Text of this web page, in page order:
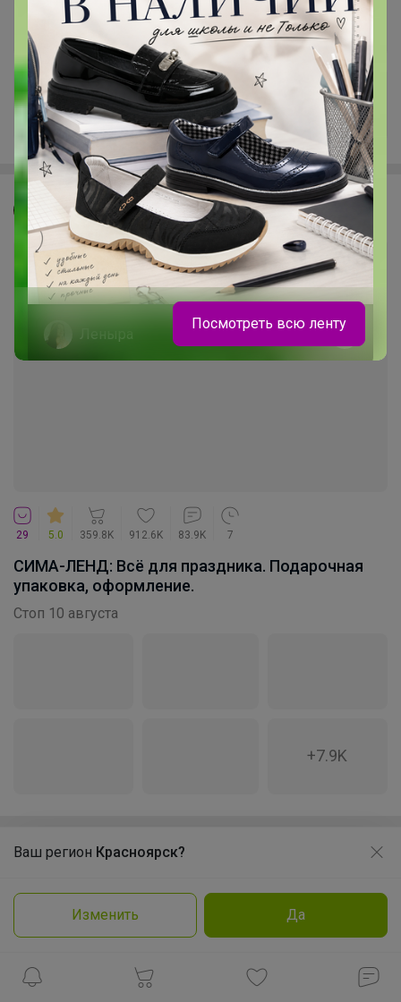
Ваш регион Красноярск?
Изменить Да
+7.9K
Джилка
29 5.0 359.8K 912.6K 83.9K 7
СИМА-ЛЕНД: Всё для праздника. Подарочная
упаковка, оформление.
Стоп 10 августа
+7.9K
Леныра
Леныра
Посмотреть всю ленту
Продолжая использовать этот сайт и нажимая кнопку
Принять